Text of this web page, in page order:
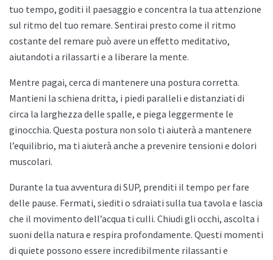
tuo tempo, goditi il paesaggio e concentra la tua attenzione
sul ritmo del tuo remare. Sentirai presto come il ritmo
costante del remare può avere un effetto meditativo,
aiutandoti a rilassarti e a liberare la mente.
Mentre pagai, cerca di mantenere una postura corretta.
Mantieni la schiena dritta, i piedi paralleli e distanziati di
circa la larghezza delle spalle, e piega leggermente le
ginocchia. Questa postura non solo ti aiuterà a mantenere
l’equilibrio, ma ti aiuterà anche a prevenire tensioni e dolori
muscolari.
Durante la tua avventura di SUP, prenditi il tempo per fare
delle pause. Fermati, siediti o sdraiati sulla tua tavola e lascia
che il movimento dell’acqua ti culli. Chiudi gli occhi, ascolta i
suoni della natura e respira profondamente. Questi momenti
di quiete possono essere incredibilmente rilassanti e